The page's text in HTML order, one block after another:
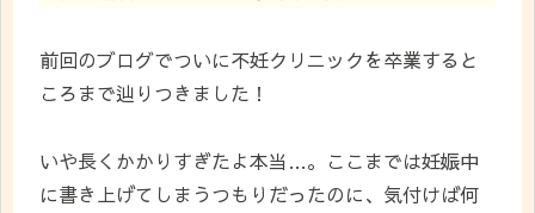
前回のブログでついに不妊クリニックを卒業すると
ころまで辿りつきました！
いや長くかかりすぎたよ本当…。ここまでは妊娠中
に書き上げてしまうつもりだったのに、気付けば何